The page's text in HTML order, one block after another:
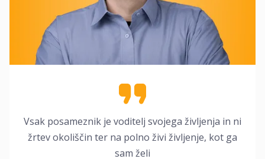
Vsak posameznik je voditelj svojega življenja in ni
žrtev okoliščin ter na polno živi življenje, kot ga
sam želi